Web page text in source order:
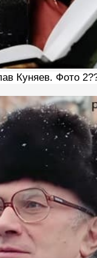
Куняев. Фото